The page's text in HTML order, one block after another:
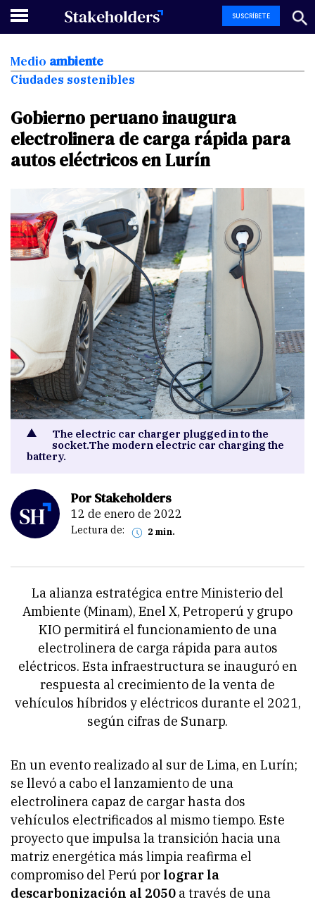
SUSCRÍBETE
Medio ambiente
Ciudades sostenibles
Gobierno peruanoinaugura
electrolinera de carga rápida para
autos eléctricos enLurín
The electric car charger plugged in to the
socket.The modern electric car charging the
battery.
Por Stakeholders
12 de enero de 2022
Lectura de: 2 min.
La alianza estratégica entre Ministerio del
Ambiente (Minam), Enel X, Petroperú y grupo
KIO permitirá el funcionamiento de una
electrolinera de carga rápida para autos
eléctricos. Esta infraestructura se inauguró en
respuesta al crecimiento de la venta de
vehículos híbridos y eléctricos durante el 2021,
según cifras de Sunarp.
En un evento realizado al sur de Lima, en Lurín;
se llevó a cabo el lanzamiento de una
electrolinera capaz de cargar hasta dos
vehículos electrificados al mismo tiempo. Este
proyecto que impulsa la transición hacia una
matriz energética más limpia reafirma el
compromiso del Perú por lograr la
descarbonización al 2050 a través de una